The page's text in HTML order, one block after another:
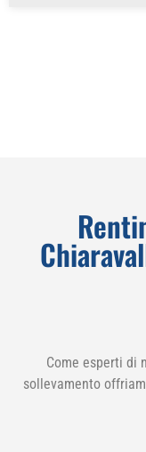
Come esperti di
sollevamento